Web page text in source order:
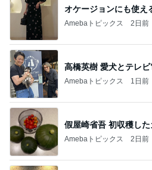
オケージョンにも使え
Amebaトピックス 2日前
高橋英樹 愛犬とテレ
Amebaトピックス 1日前
假屋崎省吾 初収穫した
Amebaトピックス 2日前